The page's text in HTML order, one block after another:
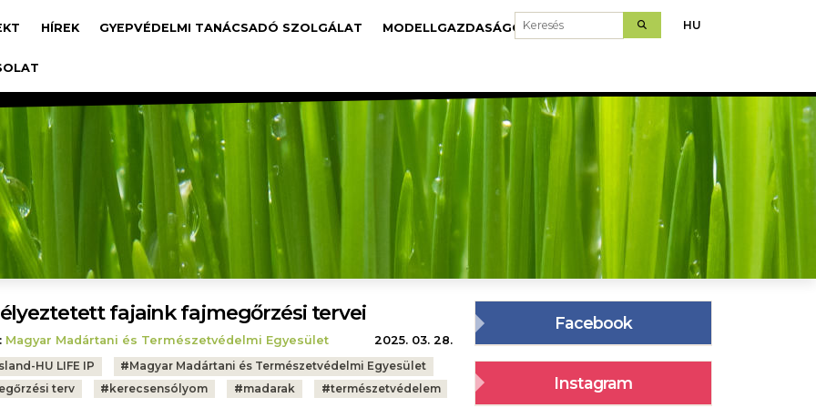
HÍREK GYEPVÉDELMI TANÁCSADÓ SZOLGÁLAT MODELLGAZDASÁGOK LETÖLTÉS
Keresés HU
fajaink fajmegőrzési tervei
Magyar Madártani és Természetvédelmi Egyesület
2025. 03. 28.
HU LIFE IP #Magyar Madártani és Természetvédelmi Egyesület
terv # kerecsensólyom #madarak #természetvédelem
Facebook
Instagram